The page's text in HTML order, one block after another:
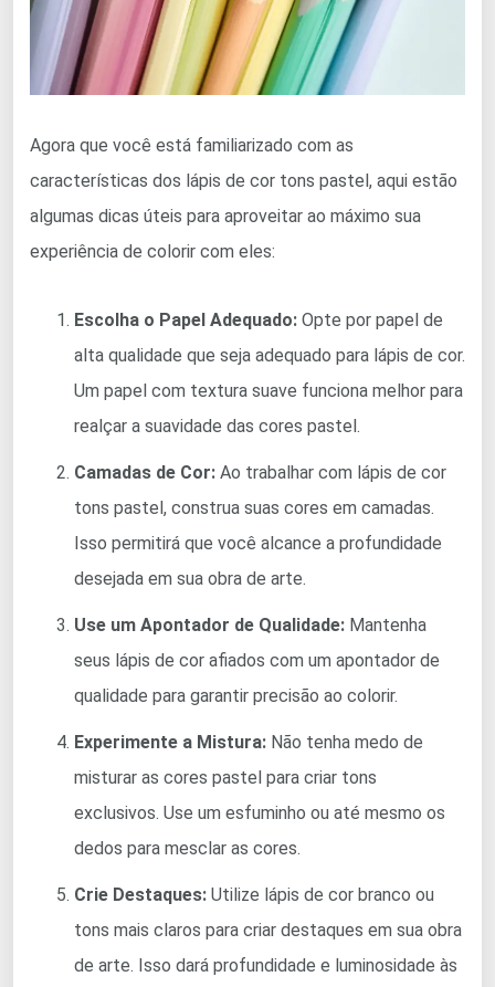
Agora que você está familiarizado com as
características dos lápis de cor tons pastel, aqui estão
algumas dicas úteis para aproveitar ao máximo sua
experiência de colorir com eles:
Escolha o Papel Adequado: Opte por papel de
alta qualidade que seja adequado para lápis de cor.
Um papel com textura suave funciona melhor para
realçar a suavidade das cores pastel.
Camadas de Cor: Ao trabalhar com lápis de cor
tons pastel, construa suas cores em camadas.
Isso permitirá que você alcance a profundidade
desejada em sua obra de arte.
Use um Apontador de Qualidade: Mantenha
seus lápis de cor afiados com um apontador de
qualidade para garantir precisão ao colorir.
Experimente a Mistura: Não tenha medo de
misturar as cores pastel para criar tons
exclusivos. Use um esfuminho ou até mesmo os
dedos para mesclar as cores.
Crie Destaques: Utilize lápis de cor branco ou
tons mais claros para criar destaques em sua obra
de arte. Isso dará profundidade e luminosidade às